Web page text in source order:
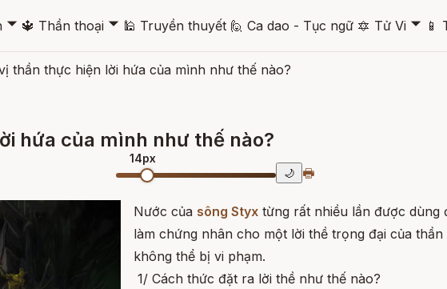
🞃 🔱 Thần thoại 🞃 🕌 Truyền thuyết 🙋 Ca dao - Tục ngữ 🔯 Tử Vi 🞃 📱
thần thực hiện lời hứa của mình như thế nào?
hứa của mình như thế nào?
14px
🌙 🖶
Nước của sông Styx từng rất nhiều lần được dùng
làm chứng nhân cho một lời thề trọng đại của
không thể bị vi phạm.
1/ Cách thức đặt ra lời thề như thế nào?